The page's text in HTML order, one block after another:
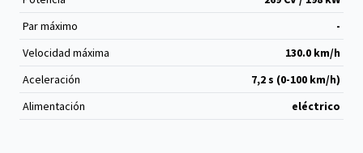
Par máximo
-
Velocidad máxima
130.0 km/h
Aceleración
7,2 s (0-100 km/h)
Alimentación
eléctrico